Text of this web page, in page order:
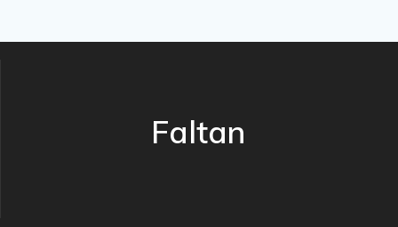
Faltan